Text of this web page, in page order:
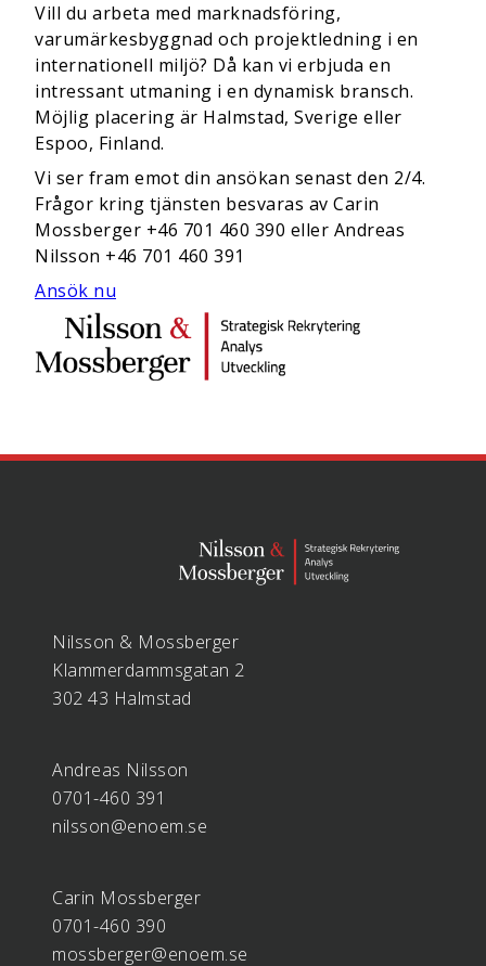
Vill du arbeta med marknadsföring,
varumärkesbyggnad och projektledning i en
internationell miljö? Då kan vi erbjuda en
intressant utmaning i en dynamisk bransch.
Möjlig placering är Halmstad, Sverige eller
Espoo, Finland.
Vi ser fram emot din ansökan senast den 2/4.
Frågor kring tjänsten besvaras av Carin
Mossberger +46 701 460 390 eller Andreas
Nilsson +46 701 460 391
Ansök nu
Nilsson & Mossberger
Klammerdammsgatan 2
302 43 Halmstad
Andreas Nilsson
0701-460 391
nilsson@enoem.se
Carin Mossberger
0701-460 390
mossberger@enoem.se